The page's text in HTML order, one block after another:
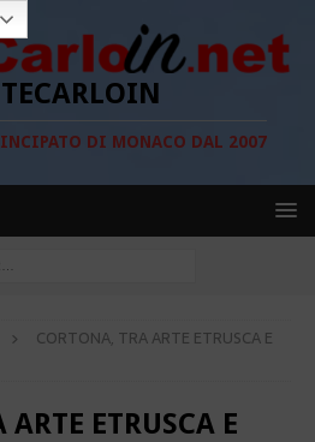
DI MONACO DAL 2007
CORTONA, TRA ARTE ETRUSCA E
ETRUSCA E